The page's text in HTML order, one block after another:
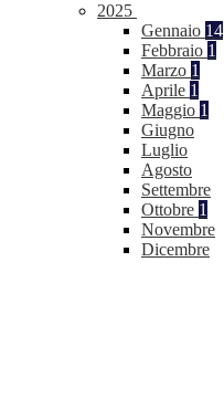
2025
Gennaio 14
Febbraio 1
Marzo 1
Aprile 1
Maggio 1
Giugno
Luglio
Agosto
Settembre
Ottobre 1
Novembre
Dicembre